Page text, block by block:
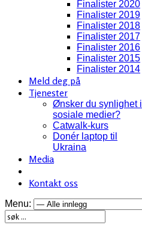
Finalister 2020
Finalister 2019
Finalister 2018
Finalister 2017
Finalister 2016
Finalister 2015
Finalister 2014
Meld deg på
Tjenester
Ønsker du synlighet i
sosiale medier?
Catwalk-kurs
Donér laptop til
Ukraina
Media
Kontakt oss
Menu: